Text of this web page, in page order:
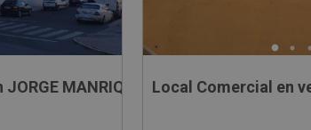
MANRIQUE, 23Local Comercial en